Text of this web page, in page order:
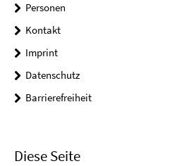
Personen
Kontakt
Imprint
Datenschutz
Barrierefreiheit
Diese Seite